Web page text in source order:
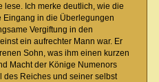
Ich merke deutlich, wie die
Eingang in die Überlegungen
Vergiftung in den
ein aufrechter Mann war. Er
Sohn, was ihm einen kurzen
Macht der Könige Numenors
des Reiches und seiner selbst